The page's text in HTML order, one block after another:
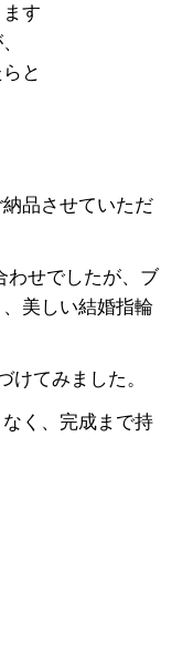
す
と
品させていただ
わせでしたが、ブ
美しい結婚指輪
けてみました。
く、完成まで持